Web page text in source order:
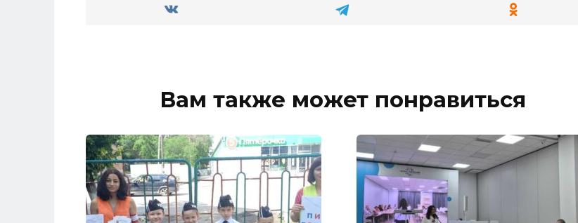
Вам также может понравиться